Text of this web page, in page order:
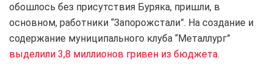
обошлось без присутствия Буряка, пришли, в
основном, работники “Запорожстали”. На создание и
содержание муниципального клуба “Металлург”
выделили 3,8 миллионов гривен из бюджета.